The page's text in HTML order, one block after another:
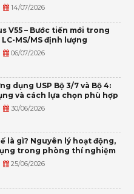
14/07/2026
V55 – Bước tiến mới trong
MS/MS định lượng
06/07/2026
dụng USP Bộ 3/7 và Bộ 4:
và cách lựa chọn phù hợp
30/06/2026
là gì? Nguyên lý hoạt động,
trong phòng thí nghiệm
25/06/2026